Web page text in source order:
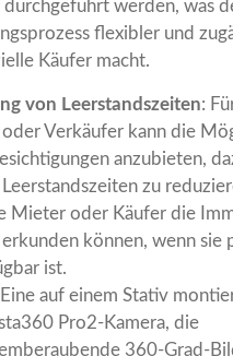
werden, was
flexibler und
Käufer macht.
von Leerstandszeiten:
Verkäufer kann die
anzubieten,
zu
Mieter oder Käufer die
können, wenn sie
ist.